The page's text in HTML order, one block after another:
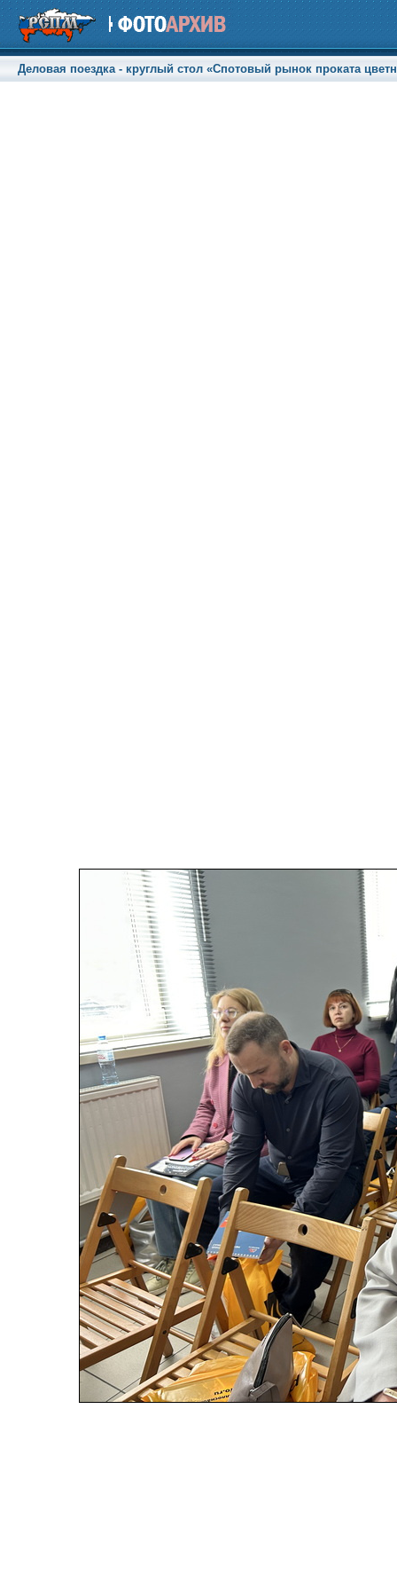
Деловая поездка - круглый стол «Спотовый рынок проката